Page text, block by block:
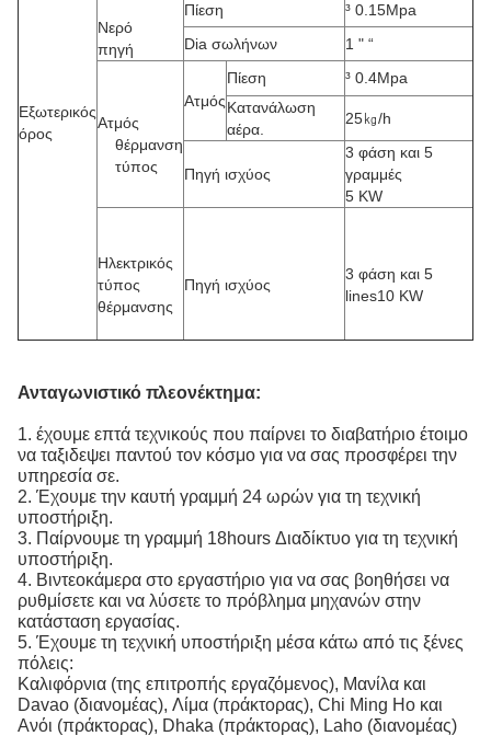
Εξωτερικός
όρος
Νερό
πηγή
Πίεση
³ 0.15Mpa
Dia σωλήνων
1 " “
Ατμός
θέρμανση
τύπος
Ατμός
Πίεση
³ 0.4Mpa
Κατανάλωση
αέρα.
25㎏/h
Πηγή ισχύος
3 φάση και 5
γραμμές
5 KW
Ηλεκτρικός
τύπος
θέρμανσης
Πηγή ισχύος
3 φάση και 5
lines10 KW
Ανταγωνιστικό πλεονέκτημα:
1. έχουμε επτά τεχνικούς που παίρνει το διαβατήριο έτοιμο
να ταξιδεψει παντού τον κόσμο για να σας προσφέρει την
υπηρεσία σε.
2. Έχουμε την καυτή γραμμή 24 ωρών για τη τεχνική
υποστήριξη.
3. Παίρνουμε τη γραμμή 18hours Διαδίκτυο για τη τεχνική
υποστήριξη.
4. Βιντεοκάμερα στο εργαστήριο για να σας βοηθήσει να
ρυθμίσετε και να λύσετε το πρόβλημα μηχανών στην
κατάσταση εργασίας.
5. Έχουμε τη τεχνική υποστήριξη μέσα κάτω από τις ξένες
πόλεις:
Καλιφόρνια (της επιτροπής εργαζόμενος), Μανίλα και
Davao (διανομέας), Λίμα (πράκτορας), Chi Ming Ho και
Ανόι (πράκτορας), Dhaka (πράκτορας), Laho (διανομέας)